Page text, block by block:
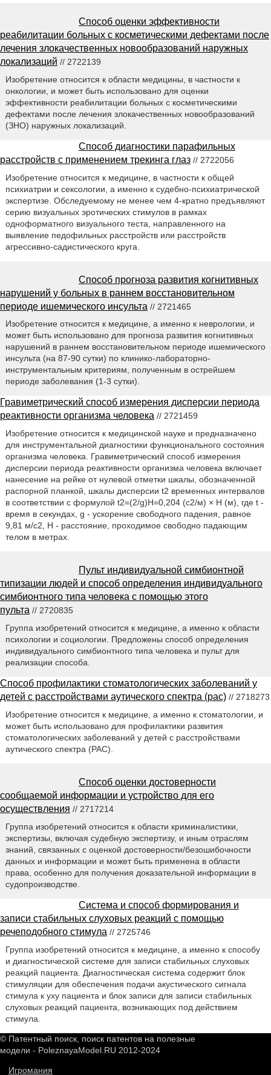
Способ оценки эффективности
реабилитации больных с косметическими дефектами после
лечения злокачественных новообразований наружных
локализаций // 2722139
Изобретение относится к области медицины, в частности к
онкологии, и может быть использовано для оценки
эффективности реабилитации больных с косметическими
дефектами после лечения злокачественных новообразований
(ЗНО) наружных локализаций.
Способ диагностики парафильных
расстройств с применением трекинга глаз // 2722056
Изобретение относится к медицине, в частности к общей
психиатрии и сексологии, а именно к судебно-психиатрической
экспертизе. Обследуемому не менее чем 4-кратно предъявляют
серию визуальных эротических стимулов в рамках
одноформатного визуального теста, направленного на
выявление педофильных расстройств или расстройств
агрессивно-садистического круга.
Способ прогноза развития когнитивных
нарушений у больных в раннем восстановительном
периоде ишемического инсульта // 2721465
Изобретение относится к медицине, а именно к неврологии, и
может быть использовано для прогноза развития когнитивных
нарушений в раннем восстановительном периоде ишемического
инсульта (на 87-90 сутки) по клинико-лабораторно-
инструментальным критериям, полученным в острейшем
периоде заболевания (1-3 сутки).
Гравиметрический способ измерения дисперсии периода
реактивности организма человека // 2721459
Изобретение относится к медицинской науке и предназначено
для инструментальной диагностики функционального состояния
организма человека. Гравиметрический способ измерения
дисперсии периода реактивности организма человека включает
нанесение на рейке от нулевой отметки шкалы, обозначенной
распорной планкой, шкалы дисперсии t2 временных интервалов
в соответствии с формулой t2=(2/g)Н=0,204 (с2/м) × H (м), где t -
время в секундах, g - ускорение свободного падения, равное
9,81 м/с2, H - расстояние, проходимое свободно падающим
телом в метрах.
Пульт индивидуальной симбионтной
типизации людей и способ определения индивидуального
симбионтного типа человека с помощью этого
пульта // 2720835
Группа изобретений относится к медицине, а именно к области
психологии и социологии. Предложены способ определения
индивидуального симбионтного типа человека и пульт для
реализации способа.
Способ профилактики стоматологических заболеваний у
детей с расстройствами аутического спектра (рас) // 2718273
Изобретение относится к медицине, а именно к стоматологии, и
может быть использовано для профилактики развития
стоматологических заболеваний у детей с расстройствами
аутического спектра (РАС).
Способ оценки достоверности
сообщаемой информации и устройство для его
осуществления // 2717214
Группа изобретений относится к области криминалистики,
экспертизы, включая судебную экспертизу, и иным отраслям
знаний, связанных с оценкой достоверности/безошибочности
данных и информации и может быть применена в области
права, особенно для получения доказательной информации в
судопроизводстве.
Система и способ формирования и
записи стабильных слуховых реакций с помощью
речеподобного стимула // 2725746
Группа изобретений относится к медицине, а именно к способу
и диагностической системе для записи стабильных слуховых
реакций пациента. Диагностическая система содержит блок
стимуляции для обеспечения подачи акустического сигнала
стимула к уху пациента и блок записи для записи стабильных
слуховых реакций пациента, возникающих под действием
стимула.
© Патентный поиск, поиск патентов на полезные
модели - PoleznayaModel.RU 2012-2024
Игромания